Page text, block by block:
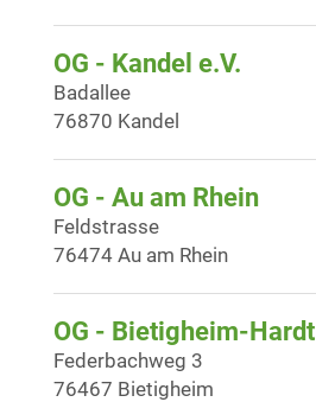
OG - Kandel e.V.
Badallee
76870 Kandel
OG - Au am Rhein
Feldstrasse
76474 Au am Rhein
OG - Bietigheim-Hardt
Federbachweg 3
76467 Bietigheim